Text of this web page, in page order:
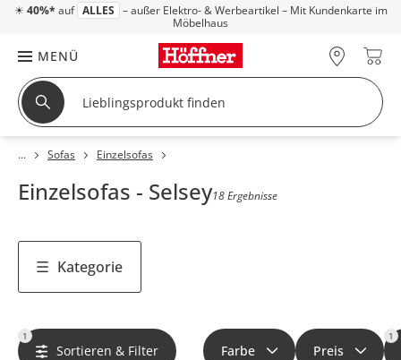
☀ 40%* auf ALLES – außer Elektro- & Werbeartikel – Mit Kundenkarte im
Möbelhaus
MENÜ
Sofas Einzelsofas
Einzelsofas - Selsey18 Ergebnisse
Kategorie
1
Sortieren & Filter Farbe Preis
1